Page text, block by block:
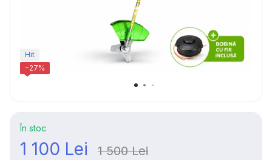
Hit
−27%
În stoc
1 100 Lei 1 500 Lei